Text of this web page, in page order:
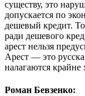
существу, это
допускается по
дешевый кредит.
ради дешевого
арест нельзя
Арест — это
налагаются крайне
Роман Бевзенко: